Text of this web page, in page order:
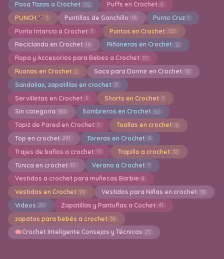
Posa Tazas a Crochet 132 Puffs en Crochet 5
PUNCH 1 Puntillas de Ganchillo 16 Punto Cruz 1
Punto Intarsia a Crochet 3 Puntos en Crochet 125
Reciclando en Crochet 16 Riñoneras en Crochet 12
Ropa y Accesorios para Bebes a Crochet 111
Ruanas en Crochet 2 Saco para Dormir en Crochet 10
Sandalias, zapatillas en crochet 31
Servilletas en Crochet 6 Shorts en Crochet 1
Sin categoría 384 Sombreros en Crochet 62
Tapiz de Pared en Crochet 7 Toallas en crochet 6
Top en crochet 241 Toreras en Crochet 6
Trajes de baños a crochet 13 Trapillo a crochet 12
Túnica en crochet 15 Verano a Crochet 1
Vestidos a crochet para muñecas Barbie 8
Vestidos en Crochet 99 Vestidos para Niñas en crochet 19
Videos 20 Zapatillas y Pantuflas a Cochet 41
zapatos para bebés a crochet 36
Crochet Inteligente Consejos y Técnicas 21